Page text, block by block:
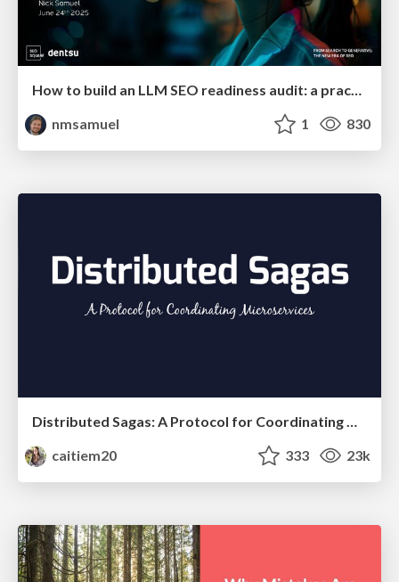
nmsamuel
1 830
Distributed Sagas: A Protocol for Coordinating Microservices
caitiem20
333 23k